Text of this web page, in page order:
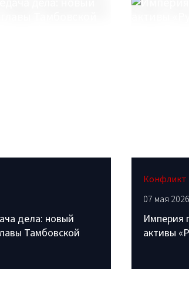
дела: новый
Тамбовской
Конфликт
07 мая 2026
Империя
активы